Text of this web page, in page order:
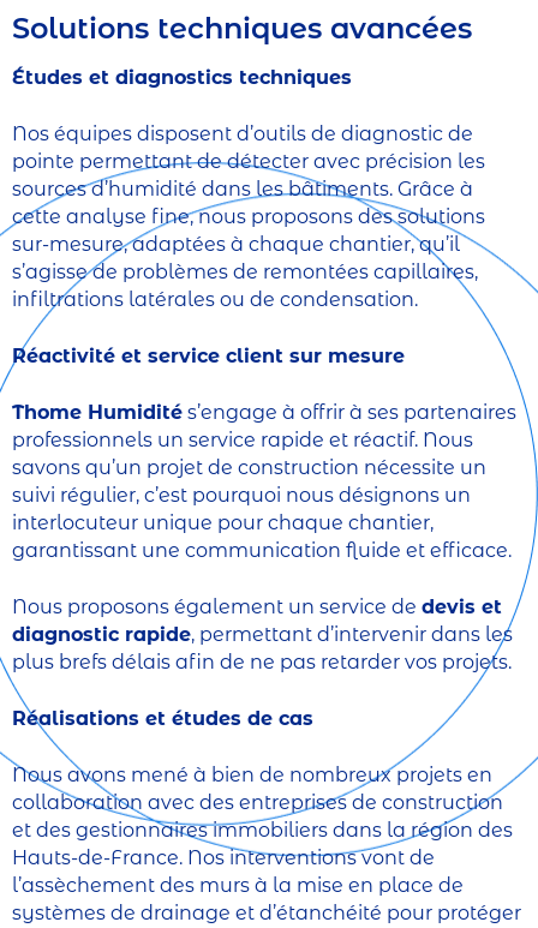
Solutions techniques avancées
Études et diagnostics techniques
Nos équipes disposent d’outils de diagnostic de
pointe permettant de détecter avec précision les
sources d’humidité dans les bâtiments. Grâce à
cette analyse fine, nous proposons des solutions
sur-mesure, adaptées à chaque chantier, qu’il
s’agisse de problèmes de remontées capillaires,
infiltrations latérales ou de condensation.
Réactivité et service client sur mesure
Thome Humidité s’engage à offrir à ses partenaires
professionnels un service rapide et réactif. Nous
savons qu’un projet de construction nécessite un
suivi régulier, c’est pourquoi nous désignons un
interlocuteur unique pour chaque chantier,
garantissant une communication fluide et efficace.
Nous proposons également un service de devis et
diagnostic rapide, permettant d’intervenir dans les
plus brefs délais afin de ne pas retarder vos projets.
Réalisations et études de cas
Nous avons mené à bien de nombreux projets en
collaboration avec des entreprises de construction
et des gestionnaires immobiliers dans la région des
Hauts-de-France. Nos interventions vont de
l’assèchement des murs à la mise en place de
systèmes de drainage et d’étanchéité pour protéger